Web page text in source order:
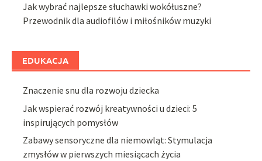
Jak wybrać najlepsze słuchawki wokółuszne?
Przewodnik dla audiofilów i miłośników muzyki
EDUKACJA
Znaczenie snu dla rozwoju dziecka
Jak wspierać rozwój kreatywności u dzieci: 5
inspirujących pomysłów
Zabawy sensoryczne dla niemowląt: Stymulacja
zmysłów w pierwszych miesiącach życia